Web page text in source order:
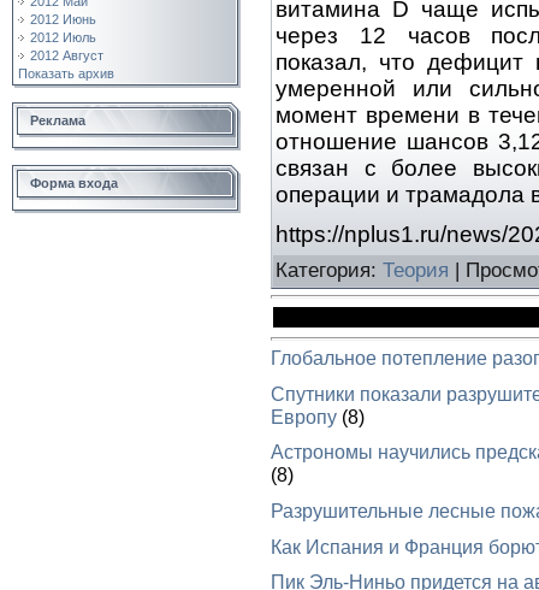
2012 Июнь
2012 Июль
2012 Август
Показать архив
Реклама
Форма входа
витамина D чаще
через 12 часов
показал, что дефицит
умеренной или
момент времени в
отношение шансов
связан с более
операции и трамадола
https://nplus1.ru/news/
Категория: Теория |
Глобальное потепление
Спутники показали
Европу (8)
Астрономы научились
(8)
Разрушительные лесные
Как Испания и Франция
Пик Эль-Ниньо придется на